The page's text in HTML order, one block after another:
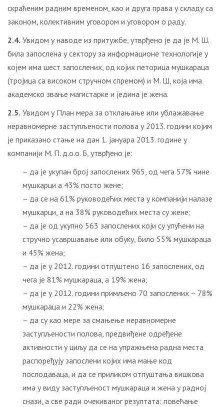
скраћеним радним временом, као и друга права у складу са
законом, колективним уговором и уговором о раду.
2.4. Увидом у наводе из притужбе, утврђено је да је М. Ш.
била запослена у сектору за информационе технологије у
којем има шест запослених, од којих петорица мушкараца
(тројица са високом стручном спремом) и М. Ш, која има
академско звање магистарке и једина је жена.
2.5. Увидом у План мера за отклањање или ублажавање
неравномерне заступљености полова у 2013. години којим
је приказано стање на дан 1. јануара 2013. године у
компанији М. П. д.о.о. Б, утврђено је:
– да је укупан број запослених 965, од чега 57% чине
мушкарци а 43% посто жене;
– да се на 61% руководећих места у компанији налазе
мушкарци, а на 38% руководећих места су жене;
– да је од укупно 563 запослених који су упућени на
стручно усавршавање или обуку, било 55% мушкараца
и 45% жена;
– да је у 2012. години отпуштено 16 запослених, од
чега је 81% мушкараца, а 19% жена;
– да је у 2012. години примљено 70 запослених – 78%
мушкараца и 22% жена;
– да су као мере за смањење неравномерне
заступљености полова, предвиђене одређене
активности у циљу да се на упражњена радна места
распоређују запослени којих има мање код
послодаваца, и да се приликом отпуштања вишкова
има у виду заступљеност мушкараца и жена у радној
снази, а све ради очекиваног резултата: повећање